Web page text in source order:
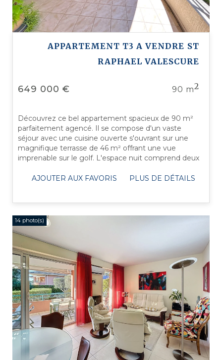
APPARTEMENT T3 A VENDRE ST
RAPHAEL VALESCURE
90 m2
649 000 €
Découvrez ce bel appartement spacieux de 90 m²
parfaitement agencé. Il se compose d'un vaste
séjour avec une cuisine ouverte s'ouvrant sur une
magnifique terrasse de 46 m² offrant une vue
imprenable sur le golf. L'espace nuit comprend deux
AJOUTER AUX FAVORIS
PLUS DE DÉTAILS
14 photo(s)